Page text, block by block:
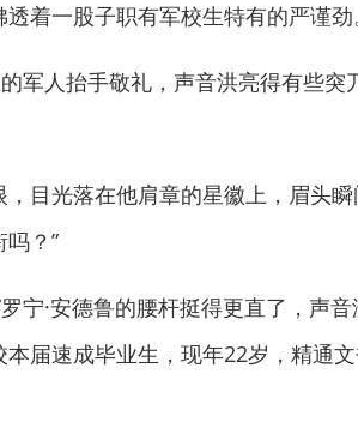
着一股子职有军校生特有的严谨劲
人抬手敬礼，声音洪亮得有些突
光落在他肩章的星徽上，眉头瞬
？”
·安德鲁的腰杆挺得更直了，声
届速成毕业生，现年22岁，精通